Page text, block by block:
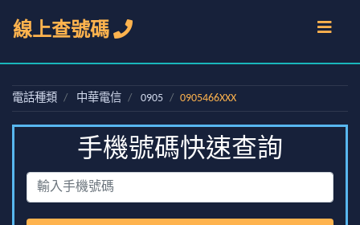
線上查號碼
電話種類 中華電信 0905 0905466XXX
手機號碼快速查詢